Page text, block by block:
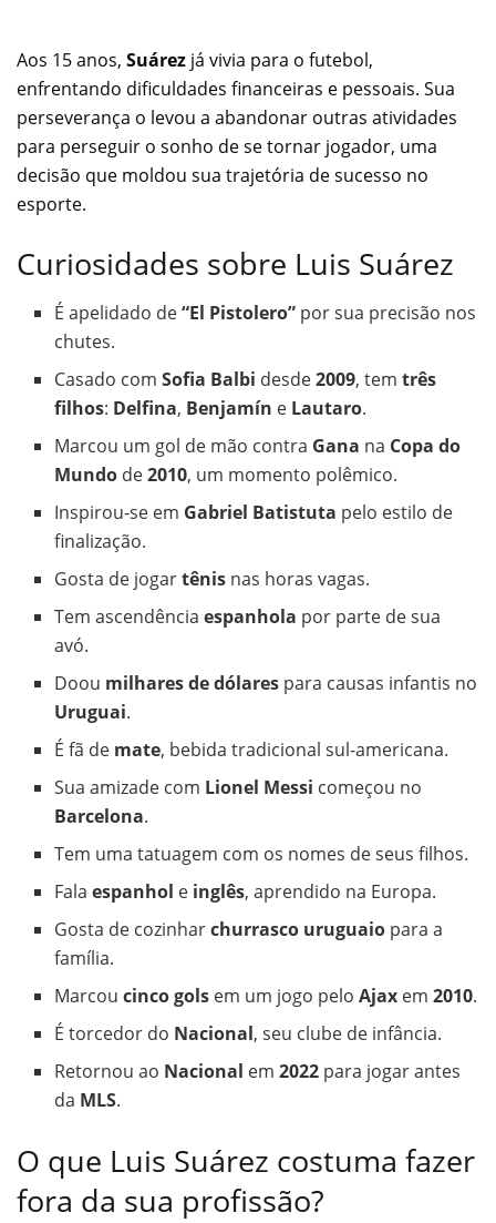
Aos 15 anos, Suárez já vivia para o futebol,
enfrentando dificuldades financeiras e pessoais. Sua
perseverança o levou a abandonar outras atividades
para perseguir o sonho de se tornar jogador, uma
decisão que moldou sua trajetória de sucesso no
esporte.
Curiosidades sobre Luis Suárez
É apelidado de“El Pistolero” por sua precisão nos
chutes.
Casado comSofia Balbi desde2009, temtrês
filhos: Delfina, Benjamín e Lautaro.
Marcou um gol de mão contra Gana na Copa do
Mundo de2010, um momento polêmico.
Inspirou-se em Gabriel Batistuta pelo estilo de
finalização.
Gosta de jogartênis nas horas vagas.
Tem ascendênciaespanhola por parte de sua
avó.
Doou milhares de dólares para causas infantis no
Uruguai.
É fã de mate, bebida tradicional sul-americana.
Sua amizade com Lionel Messi começou no
Barcelona.
Tem uma tatuagem com os nomes de seus filhos.
Falaespanhol e inglês, aprendido na Europa.
Gosta de cozinharchurrasco uruguaio para a
família.
Marcoucinco gols em um jogo peloAjax em2010.
É torcedor do Nacional, seu clube de infância.
Retornou ao Nacional em2022 para jogar antes
da MLS.
O que Luis Suárez costuma fazer
fora da sua profissão?